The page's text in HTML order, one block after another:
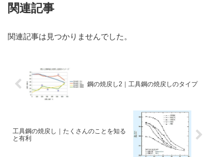
関連記事
関連記事は見つかりませんでした。
鋼の焼戻し2｜工具鋼の焼戻しのタイプ
工具鋼の焼戻し｜たくさんのことを知る
と有利